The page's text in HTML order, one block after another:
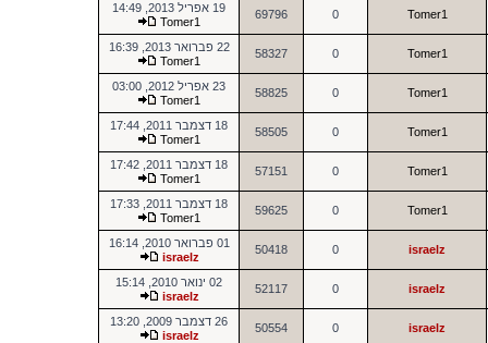
Tomer1
0
69796
19 אפריל 2013, 14:49
Tomer1
Tomer1
0
58327
22 פברואר 2013, 16:39
Tomer1
Tomer1
0
58825
23 אפריל 2012, 03:00
Tomer1
Tomer1
0
58505
18 דצמבר 2011, 17:44
Tomer1
Tomer1
0
57151
18 דצמבר 2011, 17:42
Tomer1
Tomer1
0
59625
18 דצמבר 2011, 17:33
Tomer1
israelz
0
50418
01 פברואר 2010, 16:14
israelz
israelz
0
52117
02 ינואר 2010, 15:14
israelz
israelz
0
50554
26 דצמבר 2009, 13:20
israelz